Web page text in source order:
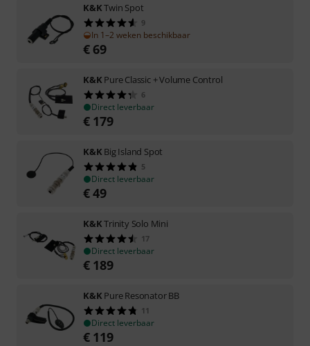
K&KTwin Spot
9
In 1–2 weken beschikbaar
€ 69
K&K Pure Classic + Volume Control
6
Direct leverbaar
€ 179
K&K Big Island Spot
5
Direct leverbaar
€49
K&KTrinity Solo Mini
17
Direct leverbaar
€ 189
K&K Pure Resonator BB
11
Direct leverbaar
€ 119